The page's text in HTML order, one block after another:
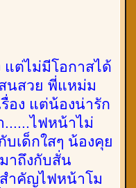
แต่ไม่มีโอกาสได้
นสวย พี่แหม่ม
อง แต่น้องน่ารัก
......ไฟหน้าไม่
เด็กใสๆ น้องคุย
าถึงกับสั่น
ำคัญไฟหน้าโม